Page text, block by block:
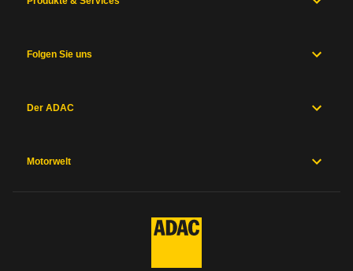
Folgen Sie uns
Der ADAC
Motorwelt